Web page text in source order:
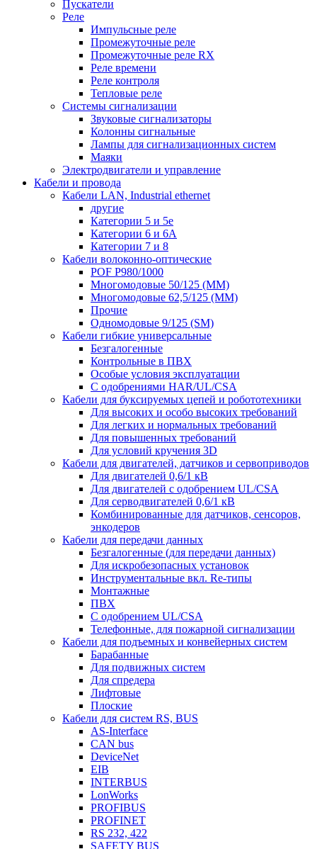
Пускатели
Реле
Импульсные реле
Промежуточные реле
Промежуточные реле RX
Реле времени
Реле контроля
Тепловые реле
Системы сигнализации
Звуковые сигнализаторы
Колонны сигнальные
Лампы для сигнализационных систем
Маяки
Электродвигатели и управление
Кабели и провода
Кабели LAN, Industrial ethernet
другие
Категории 5 и 5е
Категории 6 и 6A
Категории 7 и 8
Кабели волоконно-оптические
POF P980/1000
Многомодовые 50/125 (ММ)
Многомодовые 62,5/125 (ММ)
Прочие
Одномодовые 9/125 (SM)
Кабели гибкие универсальные
Безгалогенные
Контрольные в ПВХ
Особые условия эксплуатации
С одобрениями HAR/UL/CSA
Кабели для буксируемых цепей и робототехники
Для высоких и особо высоких требований
Для легких и нормальных требований
Для повышенных требований
Для условий кручения 3D
Кабели для двигателей, датчиков и сервоприводов
Для двигателей 0,6/1 кВ
Для двигателей с одобрением UL/CSA
Для серводвигателей 0,6/1 кВ
Комбинированные для датчиков, cенсоров,
энкодеров
Кабели для передачи данных
Безгалогенные (для передачи данных)
Для искробезопасных установок
Инструментальные вкл. Re-типы
Монтажные
ПВХ
С одобрением UL/CSA
Телефонные, для пожарной сигнализации
Кабели для подъемных и конвейерных систем
Барабанные
Для подвижных систем
Для спредера
Лифтовые
Плоские
Кабели для систем RS, BUS
AS-Interface
CAN bus
DeviceNet
EIB
INTERBUS
LonWorks
PROFIBUS
PROFINET
RS 232, 422
SAFETY BUS